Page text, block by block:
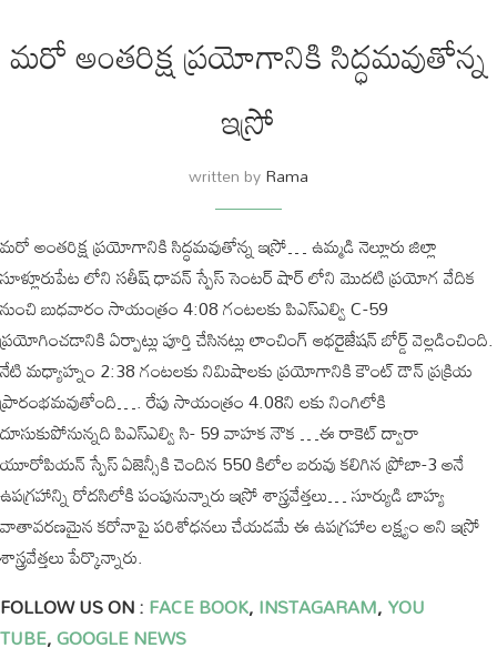
మరో అంతరిక్ష ప్రయోగానికి సిద్ధమవుతోన్న
ఇస్రో
written byRama
మరో అంతరిక్ష ప్రయోగానికి సిద్ధమవుతోన్న ఇస్రో… ఉమ్మడి నెల్లూరు జిల్లా
సూళ్లూరుపేట లోని సతీష్ ధావన్ స్పేస్ సెంటర్ షార్ లోని మొదటి ప్రయోగ వేదిక
నుంచి బుధవారం సాయంత్రం 4:08 గంటలకు పిఎస్ఎల్వి C-59
ప్రయోగించడానికి ఏర్పాట్లు పూర్తి చేసినట్లు లాంచింగ్ ఆథరైజేషన్ బోర్డ్ వెల్లడించింది.
నేటి మధ్యాహ్నం 2:38 గంటలకు నిమిషాలకు ప్రయోగానికి కౌంట్ డౌన్ ప్రక్రియ
ప్రారంభమవుతోంది…. రేపు సాయంత్రం 4.08ని లకు నింగిలోకి
దూసుకుపోనున్నది పిఎస్ఎల్వి సి- 59 వాహక నౌక …ఈ రాకెట్ ద్వారా
యూరోపియన్ స్పేస్ ఏజెన్సీకి చెందిన 550 కిలోల బరువు కలిగిన ప్రోబా-3 అనే
ఉపగ్రహాన్ని రోదసిలోకి పంపునున్నారు ఇస్రో శాస్త్రవేత్తలు… సూర్యుడి బాహ్య
వాతావరణమైన కరోనాపై పరిశోధనలు చేయడమే ఈ ఉపగ్రహాల లక్ష్యం అని ఇస్రో
శాస్త్రవేత్తలు పేర్కొన్నారు.
FOLLOW US ON :FACE BOOK,INSTAGARAM,YOU
TUBE,GOOGLE NEWS